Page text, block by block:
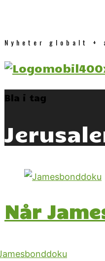
Nyheter globalt +
Bla i tag
Når